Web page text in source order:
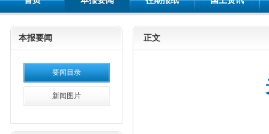
本报要闻
要闻目录
新闻图片
正文